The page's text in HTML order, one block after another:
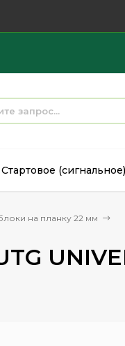
Стартовое
на планку 22 мм